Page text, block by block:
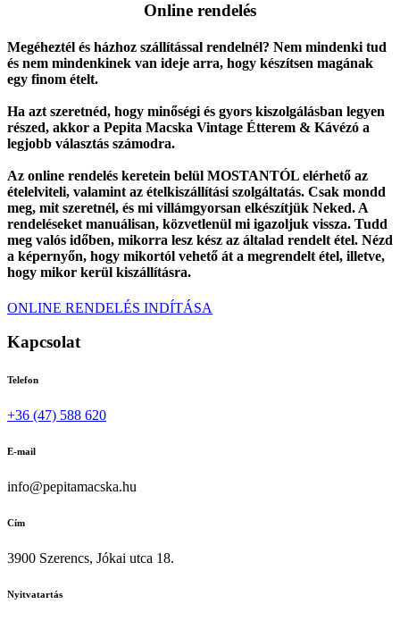
Online rendelés
Megéheztél és házhoz szállítással rendelnél? Nem mindenki tud
és nem mindenkinek van ideje arra, hogy készítsen magának
egy finom ételt.
Ha azt szeretnéd, hogy minőségi és gyors kiszolgálásban legyen
részed, akkor a Pepita Macska Vintage Étterem & Kávézó a
legjobb választás számodra.
Az online rendelés keretein belül MOSTANTÓL elérhető az
ételelviteli, valamint az ételkiszállítási szolgáltatás. Csak mondd
meg, mit szeretnél, és mi villámgyorsan elkészítjük Neked. A
rendeléseket manuálisan, közvetlenül mi igazoljuk vissza. Tudd
meg valós időben, mikorra lesz kész az általad rendelt étel. Nézd
a képernyőn, hogy mikortól vehető át a megrendelt étel, illetve,
hogy mikor kerül kiszállításra.
ONLINE RENDELÉS INDÍTÁSA
Kapcsolat
Telefon
+36 (47) 588 620
E-mail
info@pepitamacska.hu
Cím
3900 Szerencs, Jókai utca 18.
Nyitvatartás